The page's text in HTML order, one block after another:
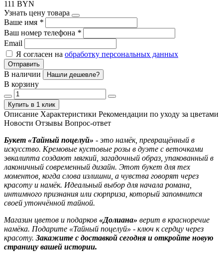
111 BYN
Узнать цену товара
Ваше имя *
Ваш номер телефона *
Email
Я согласен на обработку персональных данных
Отправить
В наличии Нашли дешевле?
В корзину
Купить в 1 клик
Описание Характеристики Рекомендации по уходу за цветами
Новости Отзывы Вопрос-ответ
Букет «Тайный поцелуй» - это намёк, превращённый в
искусство. Кремовые кустовые розы в дуэте с веточками
эвкалипта создают мягкий, загадочный образ, упакованный в
лаконичный современный дизайн. Этот букет для тех
моментов, когда слова излишни, а чувства говорят через
красоту и намёк. Идеальный выбор для начала романа,
интимного признания или сюрприза, который запомнится
своей утончённой тайной.
Магазин цветов и подарков «Долиана» верит в красноречие
намёка. Подарите «Тайный поцелуй» - ключ к сердцу через
красоту. Закажите с доставкой сегодня и откройте новую
страницу вашей истории.